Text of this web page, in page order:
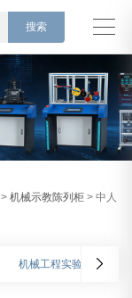
>机械示教陈列柜 > 中人
机械工程实验 车辆